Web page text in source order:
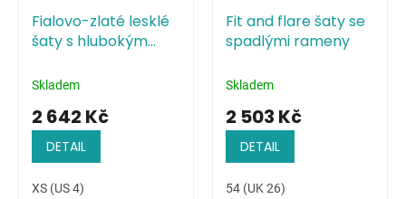
Fialovo-zlaté lesklé
šaty s hlubokým
zády
Skladem
2 642 Kč
DETAIL
XS (US 4)
Fit and flare šaty se
spadlými rameny
Skladem
2 503 Kč
DETAIL
54 (UK 26)